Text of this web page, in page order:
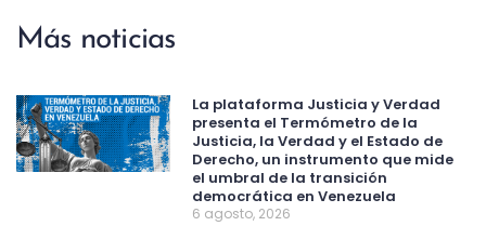
Más noticias
La plataforma Justicia y Verdad
presenta el Termómetro de la
Justicia, la Verdad y el Estado de
Derecho, un instrumento que mide
el umbral de la transición
democrática en Venezuela
6 agosto, 2026